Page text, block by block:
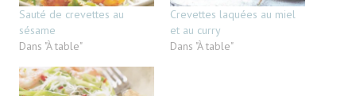
Sauté de crevettes au
sésame
Dans "À table"
Crevettes laquées au miel
et au curry
Dans "À table"